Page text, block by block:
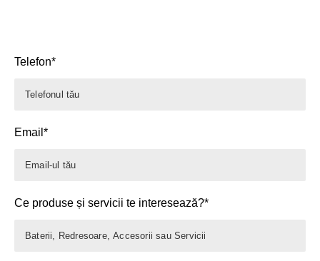
Telefon*
Email*
Ce produse și servicii te interesează?*